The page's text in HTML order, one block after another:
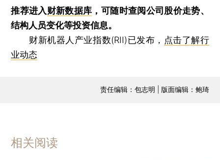
推荐进入财新数据库 ，可随时查阅公司股价走势、
结构人员变化等投资信息。
财新机器人产业指数(RII)已发布， 点击了解行
业动态
责任编辑：包志明 | 版面编辑：鲍琦
相关阅读